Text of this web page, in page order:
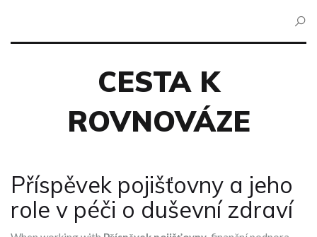
CESTA K
ROVNOVÁZE
Příspěvek pojišťovny a jeho
role v péči o duševní zdraví